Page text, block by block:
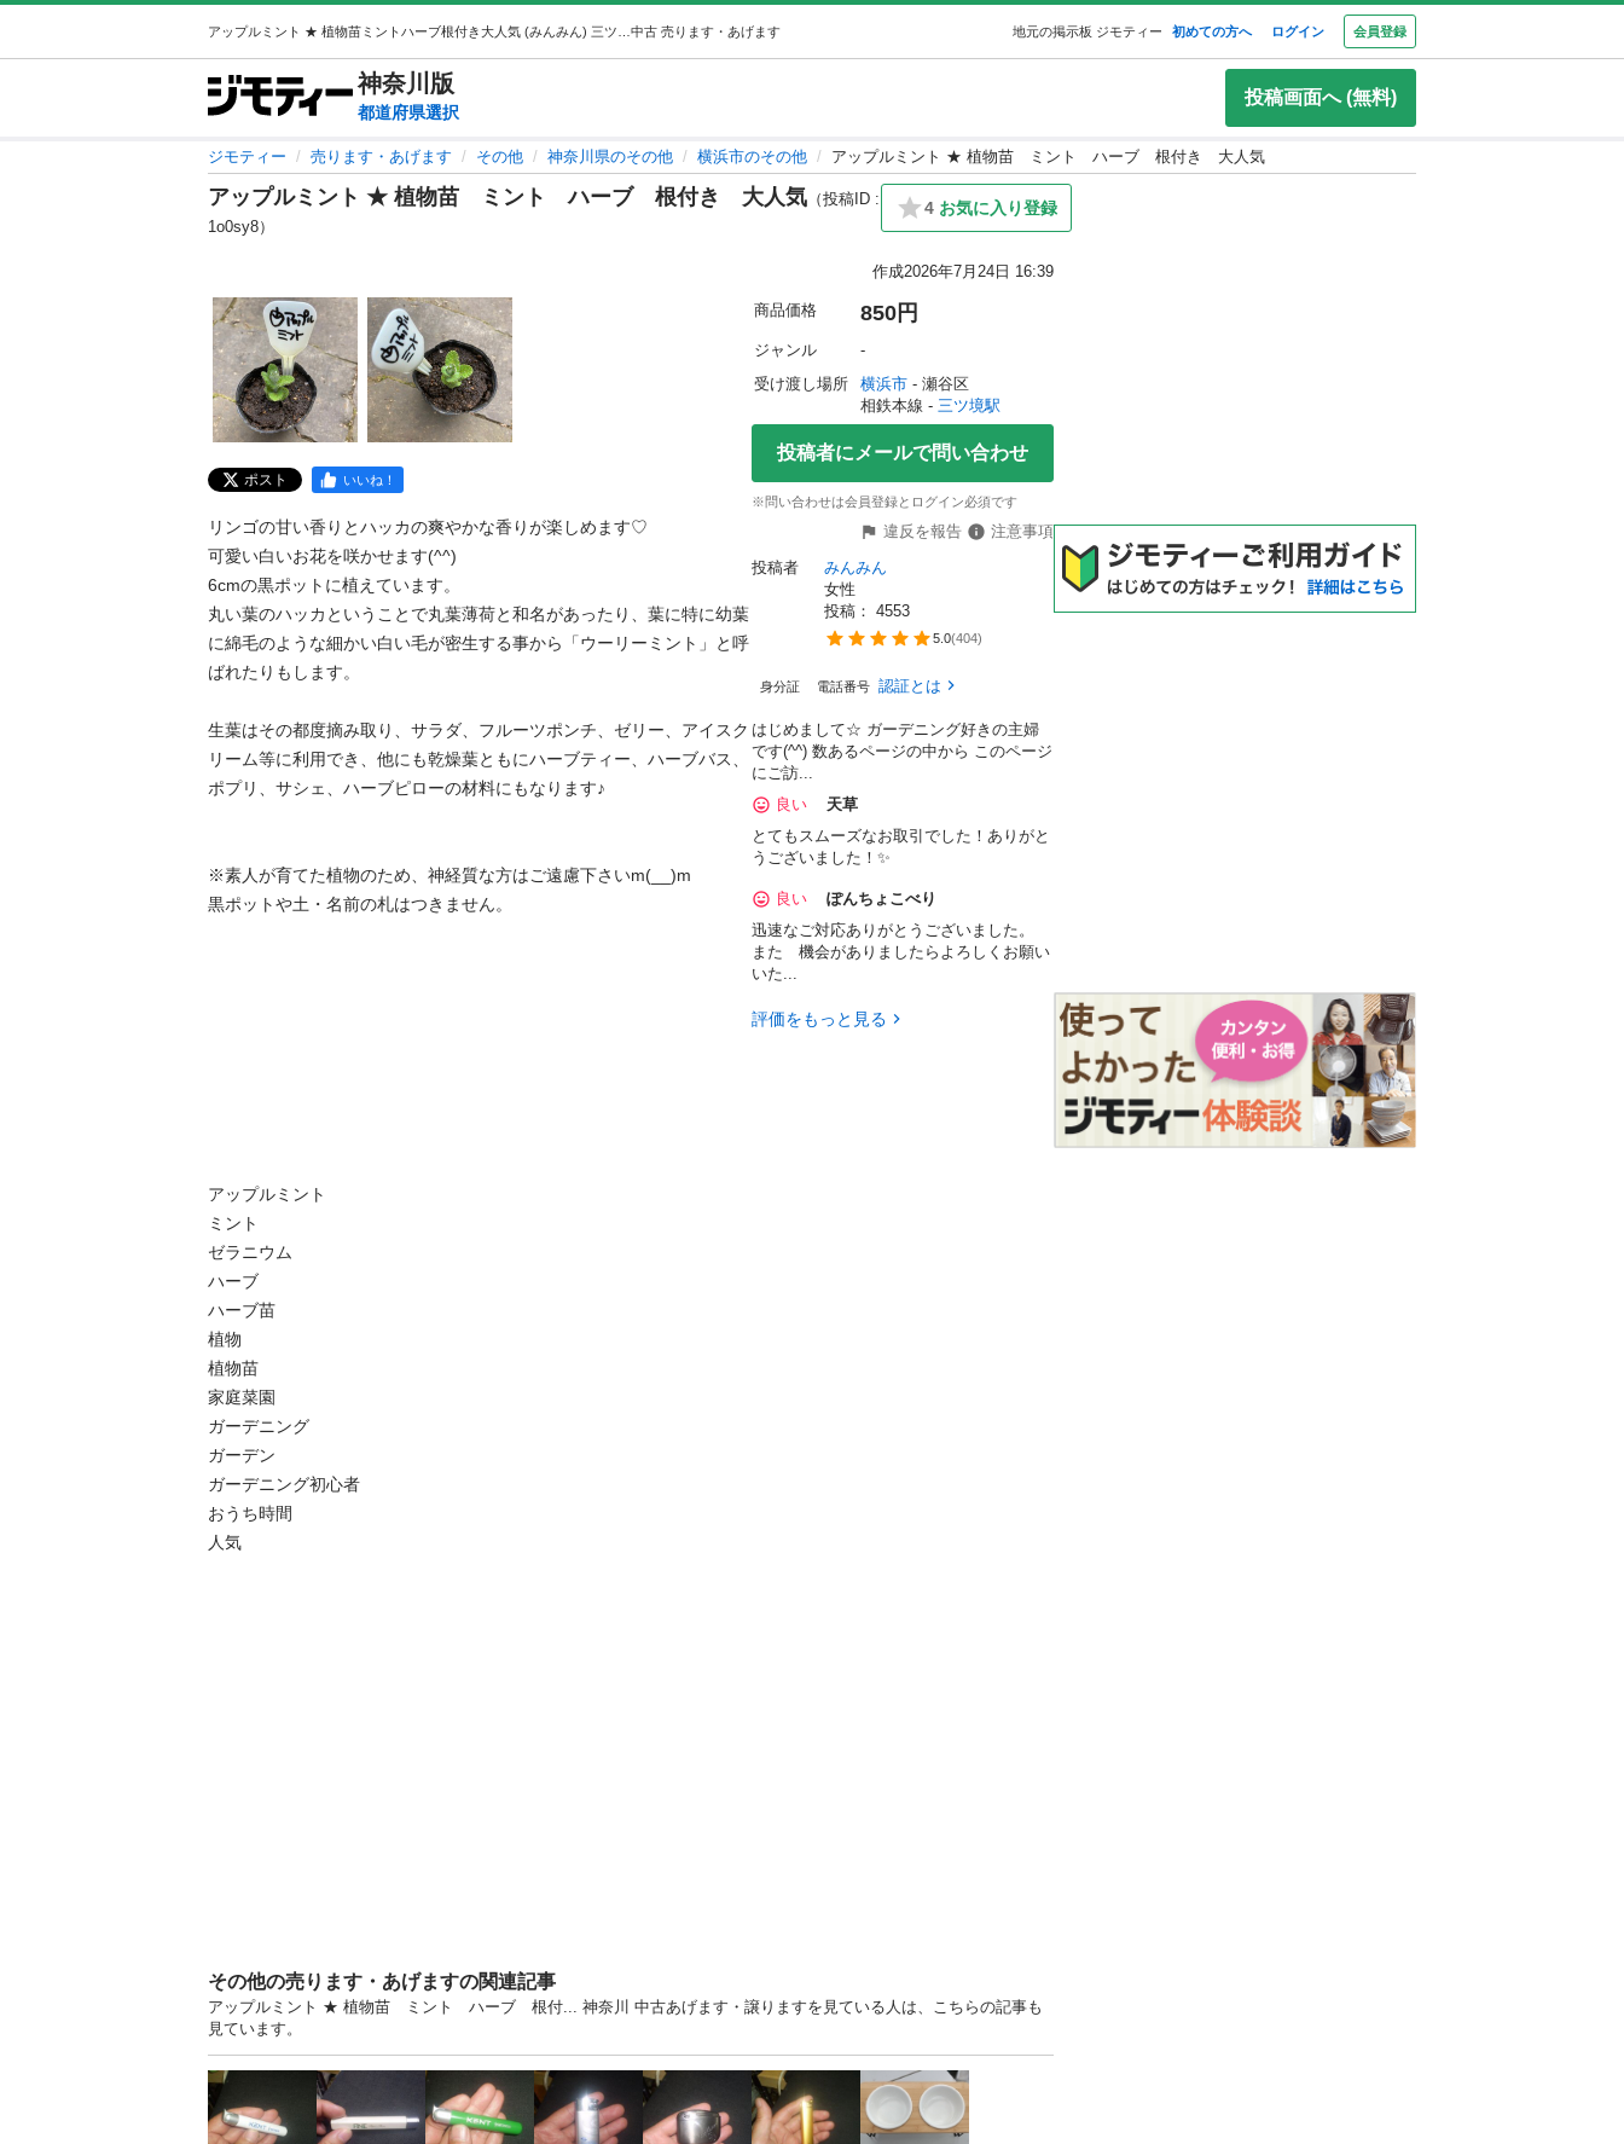
中古 売ります・あげます 地元の掲示板 ジモティー 初めての方へ ログイン 会員登録
神奈川 版
都道府県選択
投稿画面へ (無料)
ジモティー 売ります・あげます その他 神奈川県のその他 横浜市のその他 アップルミント ★ 植物苗 ミント ハーブ 根付き 大人気
アップルミント ★ 植物苗 ミント ハーブ 根付き 大人気 （投稿ID :
1o0sy8）
4 お気に入り登録
作成2026年7月24日 16:39
ポスト いいね！
リンゴの甘い香りとハッカの爽やかな香りが楽しめます♡
可愛い白いお花を咲かせます(^^)
6cmの黒ポットに植えています。
丸い葉のハッカということで丸葉薄荷と和名があったり、葉に特に幼葉
に綿毛のような細かい白い毛が密生する事から「ウーリーミント」と呼
ばれたりもします。
生葉はその都度摘み取り、サラダ、フルーツポンチ、ゼリー、アイスク
リーム等に利用でき、他にも乾燥葉ともにハーブティー、ハーブバス、
ポプリ、サシェ、ハーブピローの材料にもなります♪
※素人が育てた植物のため、神経質な方はご遠慮下さいm(__)m
黒ポットや土・名前の札はつきません。
アップルミント
ミント
ゼラニウム
ハーブ
ハーブ苗
植物
植物苗
家庭菜園
ガーデニング
ガーデン
ガーデニング初心者
おうち時間
人気
商品価格 850円
ジャンル
-
受け渡し場所
横浜市 - 瀬谷区
相鉄本線 - 三ツ境駅
投稿者にメールで問い合わせ
※問い合わせは会員登録とログイン必須です
違反を報告
注意事項
投稿者
みんみん
女性
投稿： 4553
5.0(404)
身分証 電話番号 認証とは
はじめまして☆ ガーデニング好きの主婦
です(^^) 数あるページの中から このページ
にご訪...
良い
天草
とてもスムーズなお取引でした！ありがと
うございました！✨
良い
ぽんちょこべり
迅速なご対応ありがとうございました。
また 機会がありましたらよろしくお願い
いた...
評価をもっと見る
その他の売ります・あげますの関連記事
アップルミント ★ 植物苗 ミント ハーブ 根付... 神奈川 中古あげます・譲りますを見ている人は、こちらの記事も
見ています。